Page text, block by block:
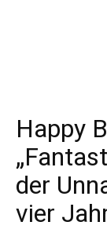
Happy
der
vier